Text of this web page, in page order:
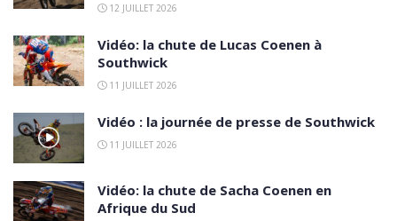
12 JUILLET 2026
Vidéo: la chute de Lucas Coenen à
Southwick
11 JUILLET 2026
Vidéo : la journée de presse de Southwick
11 JUILLET 2026
Vidéo: la chute de Sacha Coenen en
Afrique du Sud